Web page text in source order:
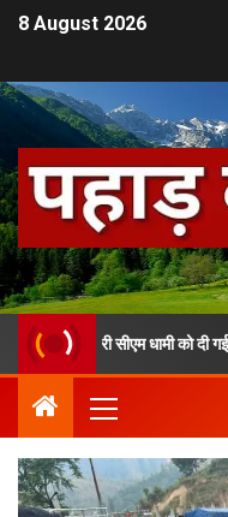
8 August 2026
सीएम धामी को दी गई